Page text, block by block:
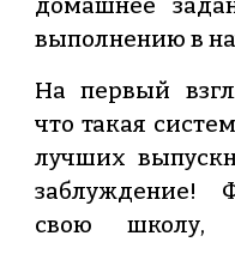
домашнее
выполнению в
На первый
что такая
лучших
заблуждение!
свою школу,